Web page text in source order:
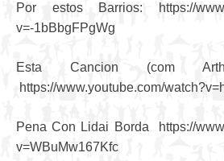
Por estos Barrios: https://
v=-1bBbgFPgWg
Esta Cancion (com
https://www.youtube.com/
Pena Con Lidai Borda https://
v=WBuMw167Kfc